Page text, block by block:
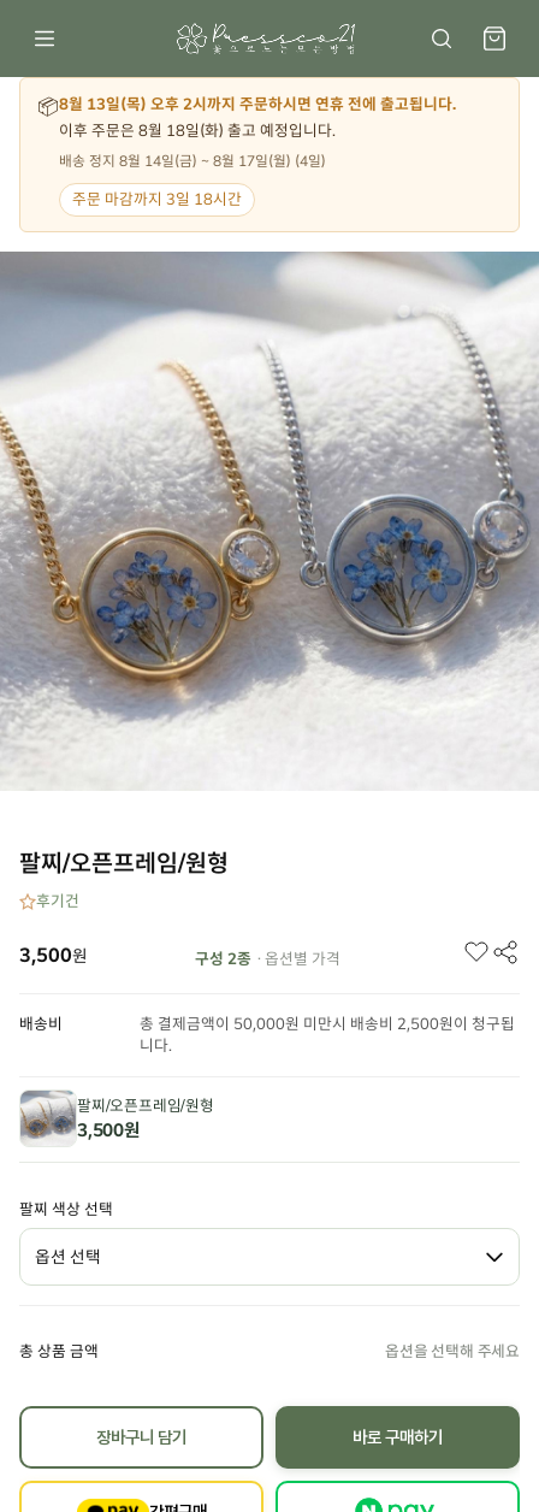
📦8월 13일(목) 오후 2시까지 주문하시면 연휴 전에 출고됩니다.
이후 주문은 8월 18일(화) 출고 예정입니다.
배송 정지 8월 14일(금) ~ 8월 17일(월) (4일)
주문 마감까지 3일 18시간
팔찌/오픈프레임/원형
후기건
3,500원 구성 2종 · 옵션별 가격
배송비
총 결제금액이 50,000원 미만시 배송비 2,500원이 청구됩
니다.
팔찌/오픈프레임/원형
3,500원
팔찌 색상 선택
총 상품 금액
장바구니 담기 바로 구매하기